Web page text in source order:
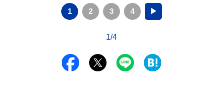
1 2 3 4 ▶
1/4